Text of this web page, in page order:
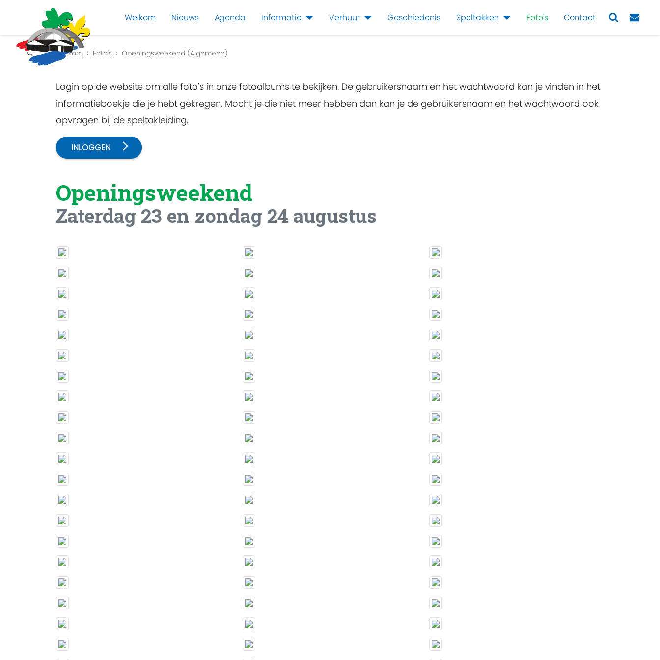
Welkom Nieuws Agenda Informatie Verhuur Geschiedenis Speltakken Foto's Contact
Previous
Welkom Foto's Openingsweekend (Algemeen)
Login op de website om alle foto's in onze fotoalbums te bekijken. De gebruikersnaam en het wachtwoord kan je vinden in het
informatieboekje die je hebt gekregen. Mocht je die niet meer hebben dan kan je de gebruikersnaam en het wachtwoord ook
opvragen bij de speltakleiding.
INLOGGEN
Openingsweekend
Zaterdag 23 en zondag 24 augustus